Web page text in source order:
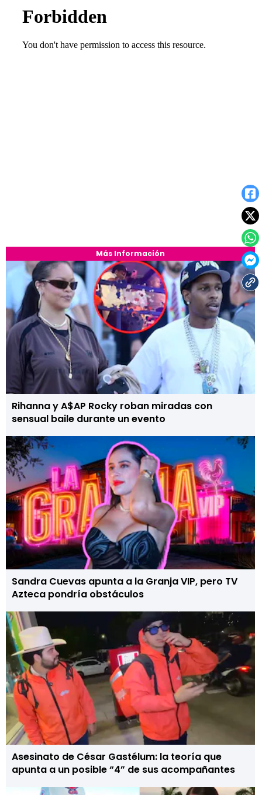
Más Información
Rihanna y A$AP Rocky roban miradas con
sensual baile durante un evento
Sandra Cuevas apunta a la Granja VIP, pero TV
Azteca pondría obstáculos
Asesinato de César Gastélum: la teoría que
apunta a un posible “4” de sus acompañantes